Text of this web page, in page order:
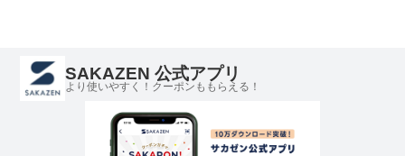
SAKAZEN 公式アプリ
より使いやすく！クーポンももらえる！